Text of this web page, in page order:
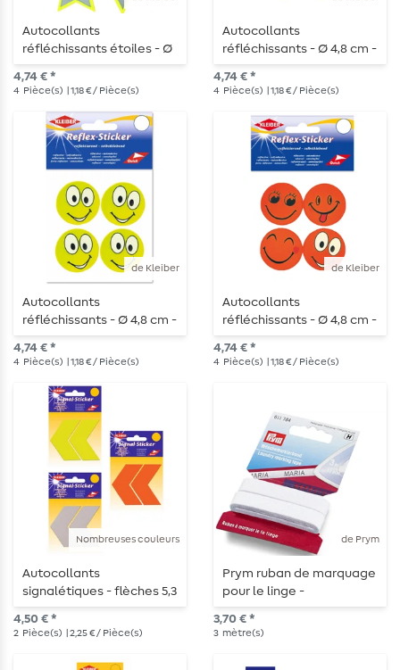
Autocollants
réfléchissants étoiles - Ø
5 cm - 4 pièces
4,74 € *
4 Pièce(s) | 1,18 € / Pièce(s)
Autocollants
réfléchissants - Ø 4,8 cm -
4 pièces - jaune fluo
4,74 € *
4 Pièce(s) | 1,18 € / Pièce(s)
de Kleiber
Autocollants
réfléchissants - Ø 4,8 cm -
4 pièces - jaune fluo
4,74 € *
4 Pièce(s) | 1,18 € / Pièce(s)
de Kleiber
Autocollants
réfléchissants - Ø 4,8 cm -
4 pièces - orange fluo
4,74 € *
4 Pièce(s) | 1,18 € / Pièce(s)
Nombreuses couleurs
Autocollants
signalétiques - flèches 5,3
cm x 7,0 cm -
autocollants
4,50 € *
2 Pièce(s) | 2,25 € / Pièce(s)
de Prym
Prym ruban de marquage
pour le linge -
thermocollant
3,70 € *
3 mètre(s)